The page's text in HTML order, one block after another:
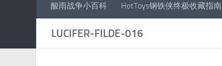
酸雨战争小百科 HotToys钢铁侠终极收藏指南
LUCIFER-FILDE-016